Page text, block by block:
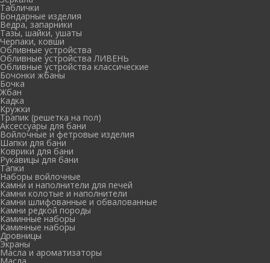
Таблички
Бондарные изделия
Ведра, запарники
Тазы, шайки, ушаты
Черпаки, ковши
Обливные устройства
Обливные устройства ЛИВЕНЬ
Обливные устройства классические
Бочонки жбаны
Бочка
Жбан
Кадка
Кружки
Трапик (решетка на пол)
Аксессуары для бани
Войлочные и фетровые изделия
Шапки для бани
Коврики для бани
Рукавицы для бани
Тапки
Наборы войлочные
Камни и наполнители для печей
Камни колотые и наполнители
Камни шлифованные и обвалованные
Камни редкой породы
Каминные наборы
Каминные наборы
Дровницы
Экраны
Масла и ароматизаторы